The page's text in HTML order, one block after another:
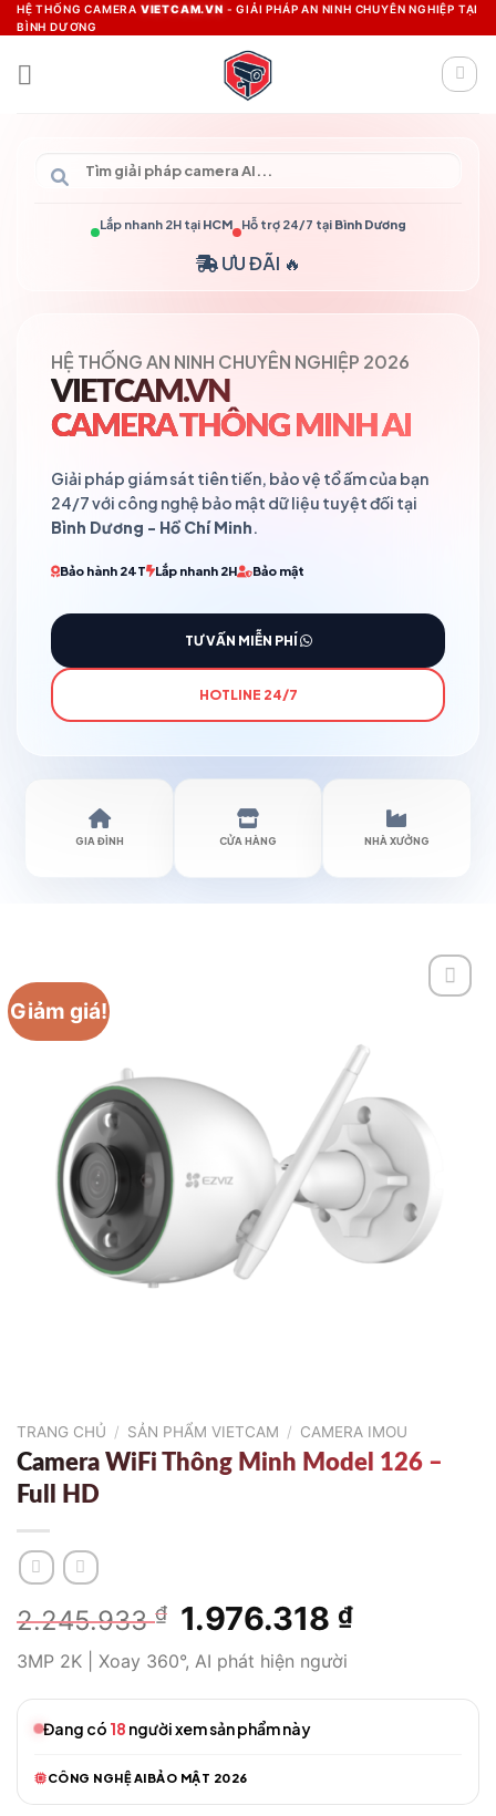
Skip
to
content
HỆ THỐNG CAMERA VIETCAM.VN - GIẢI PHÁP AN NINH CHUYÊN NGHIỆP TẠI
BÌNH DƯƠNG
Lắp nhanh 2H tại HCM Hỗ trợ 24/7 tại Bình Dương
ƯU ĐÃI 🔥
HỆ THỐNG AN NINH CHUYÊN NGHIỆP 2026
VIETCAM.VN
CAMERA THÔNG MINH AI
Giải pháp giám sát tiên tiến, bảo vệ tổ ấm của bạn
24/7 với công nghệ bảo mật dữ liệu tuyệt đối tại
Bình Dương - Hồ Chí Minh.
Bảo hành 24T Lắp nhanh 2H Bảo mật
TƯ VẤN MIỄN PHÍ
HOTLINE 24/7
GIA ĐÌNH CỬA HÀNG NHÀ XƯỞNG
Giảm giá!
TRANG CHỦ / SẢN PHẨM VIETCAM / CAMERA IMOU
Camera WiFi Thông Minh Model 126 –
Full HD
2.245.933₫
Giá
gốc
là:
2.245.933 ₫.
1.976.318 ₫Giá
là:
3MP 2K | Xoay 360°, AI phát hiện người
Đang có 18 người xem sản phẩm này
CÔNG NGHỆ AIBẢO MẬT 2026